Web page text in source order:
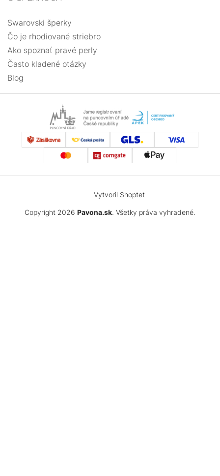
Swarovski šperky
Čo je rhodiované striebro
Ako spoznať pravé perly
Často kladené otázky
Blog
Vytvoril Shoptet
Copyright 2026 Pavona.sk. Všetky práva vyhradené.